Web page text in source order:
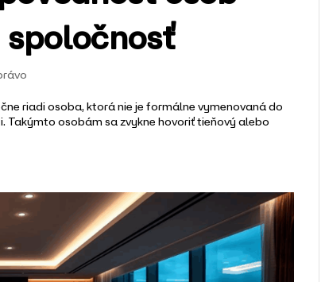
riadi osoba, ktorá nie je formálne vymenovaná do
osobám sa zvykne hovoriť tieňový alebo